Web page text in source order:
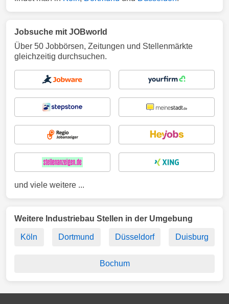
Jobsuche mit JOBworld
Über 50 Jobbörsen, Zeitungen und Stellenmärkte
gleichzeitig durchsuchen.
und viele weitere ...
Weitere Industriebau Stellen in der Umgebung
Köln Dortmund Düsseldorf Duisburg
Bochum